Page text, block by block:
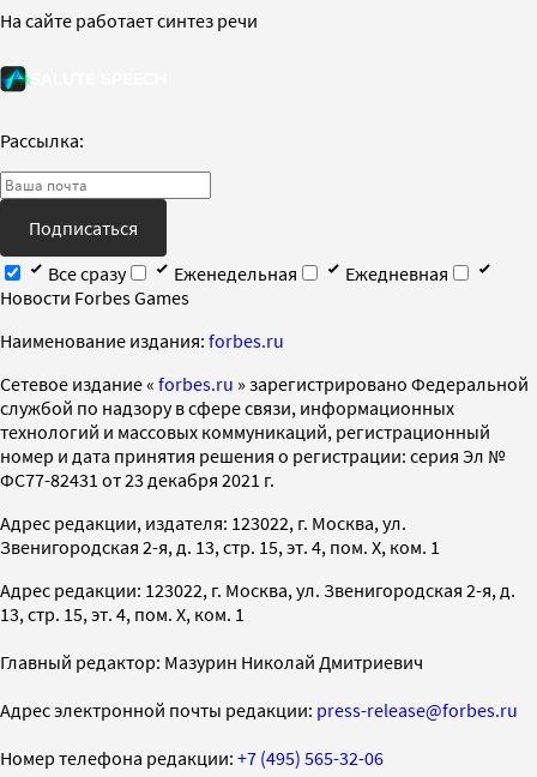
На сайте работает синтез речи
Рассылка:
Подписаться
Все сразу
Еженедельная
Ежедневная
Новости Forbes Games
Наименование издания: forbes.ru
Cетевое издание « forbes.ru » зарегистрировано Федеральной
службой по надзору в сфере связи, информационных
технологий и массовых коммуникаций, регистрационный
номер и дата принятия решения о регистрации: серия Эл №
ФС77-82431 от 23 декабря 2021 г.
Адрес редакции, издателя: 123022, г. Москва, ул.
Звенигородская 2-я, д. 13, стр. 15, эт. 4, пом. X, ком. 1
Адрес редакции: 123022, г. Москва, ул. Звенигородская 2-я, д.
13, стр. 15, эт. 4, пом. X, ком. 1
Главный редактор: Мазурин Николай Дмитриевич
Адрес электронной почты редакции: press-release@forbes.ru
Номер телефона редакции: +7 (495) 565-32-06